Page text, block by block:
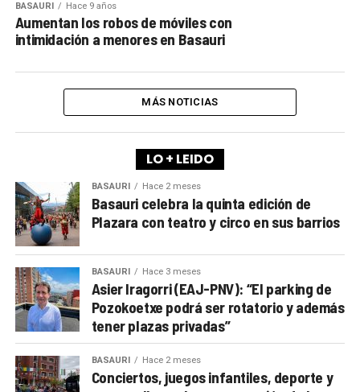
BASAURI Hace 9 años
Aumentan los robos de móviles con
intimidación a menores en Basauri
MÁS NOTICIAS
LO + LEIDO
BASAURI Hace 2 meses
Basauri celebra la quinta edición de
Plazara con teatro y circo en sus barrios
BASAURI Hace 3 meses
Asier Iragorri (EAJ-PNV): “El parking de
Pozokoetxe podrá ser rotatorio y además
tener plazas privadas”
BASAURI Hace 2 meses
Conciertos, juegos infantiles, deporte y